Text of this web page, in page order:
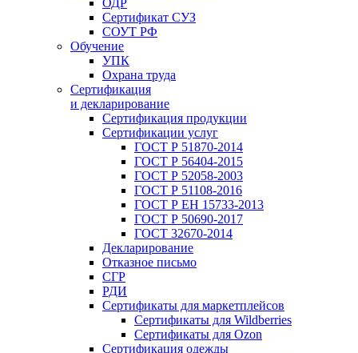
ОДР
Сертификат СУЗ
СОУТ РФ
Обучение
УПК
Охрана труда
Сертификация
и декларирование
Сертификация продукции
Сертификации услуг
ГОСТ Р 51870-2014
ГОСТ Р 56404-2015
ГОСТ Р 52058-2003
ГОСТ Р 51108-2016
ГОСТ Р ЕН 15733-2013
ГОСТ Р 50690-2017
ГОСТ 32670-2014
Декларирование
Отказное письмо
СГР
РДИ
Сертификаты для маркетплейсов
Сертификаты для Wildberries
Сертификаты для Ozon
Сертификация одежды